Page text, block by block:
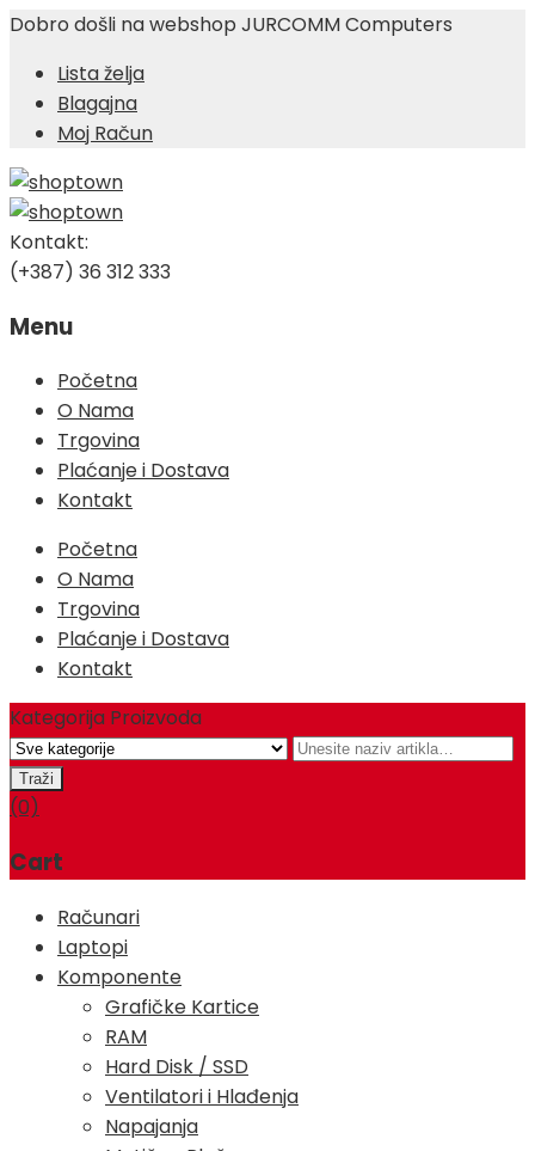
Dobro došli na webshop JURCOMM Computers
Lista želja
Blagajna
Moj Račun
Kontakt:
(+387) 36 312 333
Menu
Skip
content
Početna
O Nama
Trgovina
Plaćanje i Dostava
Kontakt
Početna
O Nama
Trgovina
Plaćanje i Dostava
Kontakt
Kategorija Proizvoda
(0)
Cart
Računari
Laptopi
Komponente
Grafičke Kartice
RAM
Hard Disk / SSD
Ventilatori i Hlađenja
Napajanja